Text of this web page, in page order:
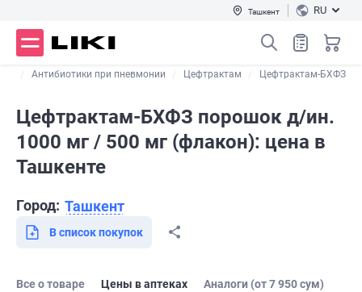
Ташкент RU
Антибиотики при пневмонии Цефтрактам Цефтрактам-БХФЗ
Цефтрактам-БХФЗ порошок д/ин.
1000 мг / 500 мг (флакон): цена в
Ташкенте
Город: Ташкент
В список покупок
Все о товаре Цены в аптеках Аналоги (от 7 950 сум)